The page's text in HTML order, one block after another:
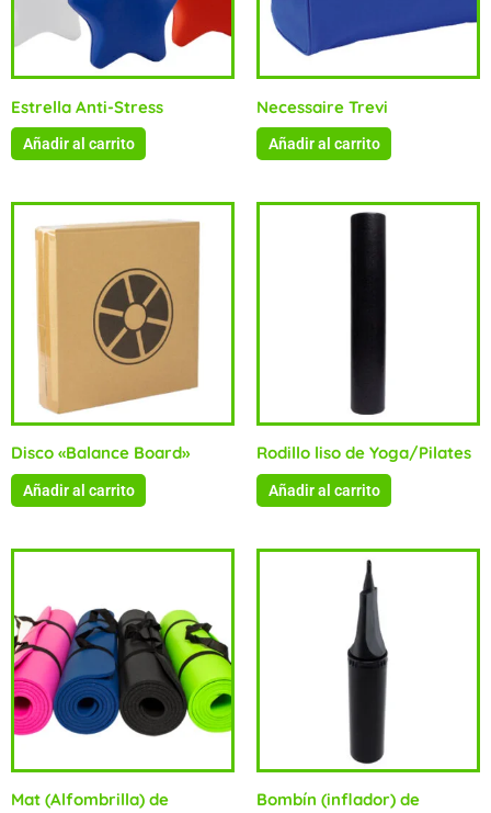
Estrella Anti-Stress
Añadir al carrito
Necessaire Trevi
Añadir al carrito
Disco «Balance Board»
Añadir al carrito
Rodillo liso de Yoga/Pilates
Añadir al carrito
Mat (Alfombrilla) de Bombín (inflador) de